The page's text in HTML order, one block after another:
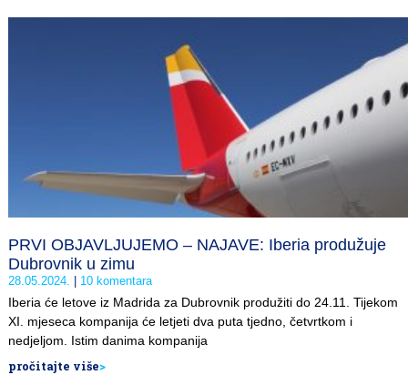
PRVI OBJAVLJUJEMO – NAJAVE: Iberia produžuje
Dubrovnik u zimu
28.05.2024. 10 komentara
Iberia će letove iz Madrida za Dubrovnik produžiti do 24.11. Tijekom
XI. mjeseca kompanija će letjeti dva puta tjedno, četvrtkom i
nedjeljom. Istim danima kompanija
pročitajte više>